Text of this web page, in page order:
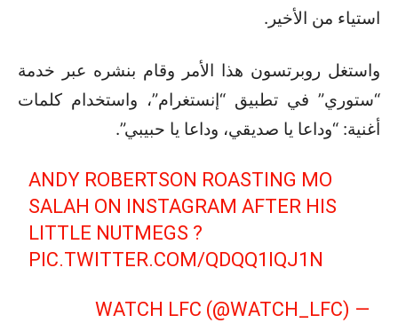
استياء من الأخير.
واستغل روبرتسون هذا الأمر وقام بنشره عبر خدمة
“ستوري” في تطبيق “إنستغرام”، واستخدام كلمات
أغنية: “وداعا يا صديقي، وداعا يا حبيبي”.
ANDY ROBERTSON ROASTING MO
SALAH ON INSTAGRAM AFTER HIS
LITTLE NUTMEGS ?
PIC.TWITTER.COM/QDQQ1IQJ1N
— WATCH LFC (@WATCH_LFC)